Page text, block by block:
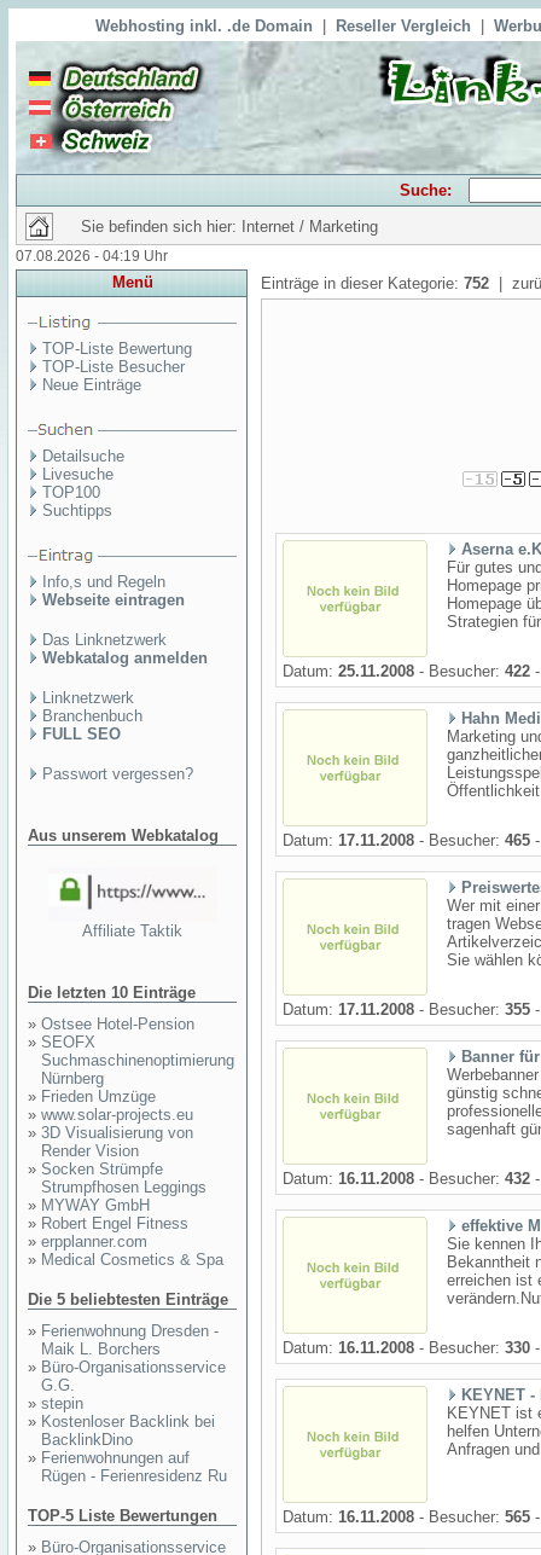
Webhosting inkl. .de Domain Reseller Vergleich
Suche:
Sie befinden sich hier: Internet / Marketing
07.08.2026 - 04:19 Uhr
Menü
TOP-Liste Bewertung
TOP-Liste Besucher
Neue Einträge
Detailsuche
Livesuche
TOP100
Suchtipps
Info,s und Regeln
Webseite eintragen
Das Linknetzwerk
Webkatalog anmelden
Linknetzwerk
Branchenbuch
FULL SEO
Passwort vergessen?
Aus unserem Webkatalog
Affiliate Taktik
Die letzten 10 Einträge
» Ostsee Hotel-Pension
» SEOFX
Suchmaschinenoptimierung
Nürnberg
» Frieden Umzüge
» www.solar-projects.eu
» 3D Visualisierung von
Render Vision
» Socken Strümpfe
Strumpfhosen Leggings
» MYWAY GmbH
» Robert Engel Fitness
» erpplanner.com
» Medical Cosmetics & Spa
Die 5 beliebtesten Einträge
» Ferienwohnung Dresden -
Maik L. Borchers
» Büro-Organisationsservice
G.G.
» stepin
» Kostenloser Backlink bei
BacklinkDino
» Ferienwohnungen auf
Rügen - Ferienresidenz Ru
TOP-5 Liste Bewertungen
» Büro-Organisationsservice
Einträge in dieser Kategorie: 752 |
Aserna
Für gutes
Homepage
Homepage
Strategien
Datum: 25.11.2008 - Besucher: 422
Hahn
Marketing
Datum: 17.11.2008 - Besucher: 465
Wer mit
tragen
Sie wählen
Datum: 17.11.2008 - Besucher: 355
Banner
günstig
sagenhaft
Datum: 16.11.2008 - Besucher: 432
effektive
Sie kennen
Bekanntheit
erreichen ist
Datum: 16.11.2008 - Besucher: 330
KEYNET
KEYNET ist
helfen
Anfragen
Datum: 16.11.2008 - Besucher: 565